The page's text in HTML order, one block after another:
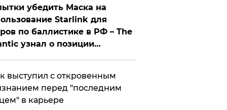
убедить Маска на
Starlink для
по баллистике в РФ – The
узнал о позиции
выступил с откровенным
перед "последним
в карьере